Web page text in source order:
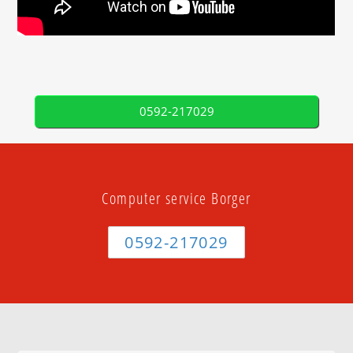
0592-217029
Computer service Borger
0592-217029